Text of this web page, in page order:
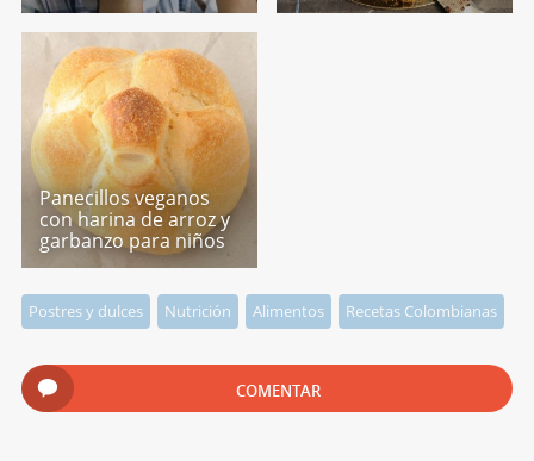
Panecillos veganos
con harina de arroz y
garbanzo para niños
Postres y dulces Nutrición Alimentos Recetas Colombianas
COMENTAR